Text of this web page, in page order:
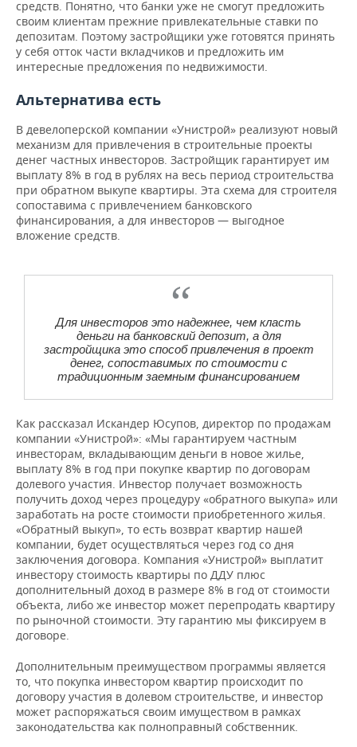
средств. Понятно, что банки уже не смогут предложить
своим клиентам прежние привлекательные ставки по
депозитам. Поэтому застройщики уже готовятся принять
у себя отток части вкладчиков и предложить им
интересные предложения по недвижимости.
Альтернатива есть
В девелоперской компании «Унистрой» реализуют новый
механизм для привлечения в строительные проекты
денег частных инвесторов. Застройщик гарантирует им
выплату 8% в год в рублях на весь период строительства
при обратном выкупе квартиры. Эта схема для строителя
сопоставима с привлечением банковского
финансирования, а для инвесторов — выгодное
вложение средств.
Для инвесторов это надежнее, чем класть
деньги на банковский депозит, а для
застройщика это способ привлечения в проект
денег, сопоставимых по стоимости с
традиционным заемным финансированием
Как рассказал Искандер Юсупов, директор по продажам
компании «Унистрой»: «Мы гарантируем частным
инвесторам, вкладывающим деньги в новое жилье,
выплату 8% в год при покупке квартир по договорам
долевого участия. Инвестор получает возможность
получить доход через процедуру «обратного выкупа» или
заработать на росте стоимости приобретенного жилья.
«Обратный выкуп», то есть возврат квартир нашей
компании, будет осуществляться через год со дня
заключения договора. Компания «Унистрой» выплатит
инвестору стоимость квартиры по ДДУ плюс
дополнительный доход в размере 8% в год от стоимости
объекта, либо же инвестор может перепродать квартиру
по рыночной стоимости. Эту гарантию мы фиксируем в
договоре.
Дополнительным преимуществом программы является
то, что покупка инвестором квартир происходит по
договору участия в долевом строительстве, и инвестор
может распоряжаться своим имуществом в рамках
законодательства как полноправный собственник.